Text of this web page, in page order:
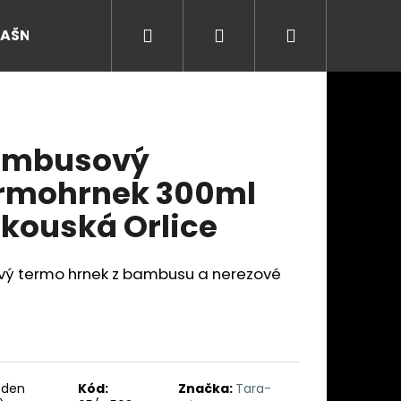
Přihlášení
300ml
Orlice
termo hrnek z bambusu a nerezové
Kód:
Značka: Tara-
Následující